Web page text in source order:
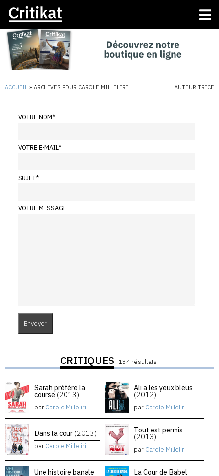
ACCUEIL » ARCHIVES POUR CAROLE MILLELIRI AUTEUR·TRICE
VOTRE NOM*
VOTRE E-MAIL*
SUJET*
VOTRE MESSAGE
CRITIQUES 134 résultats
Sarah préfère la
course (2013)
par Carole Milleliri
Ali a les yeux bleus
(2012)
par Carole Milleliri
Dans la cour (2013)
par Carole Milleliri
Tout est permis
(2013)
par Carole Milleliri
Une histoire banale La Cour de Babel